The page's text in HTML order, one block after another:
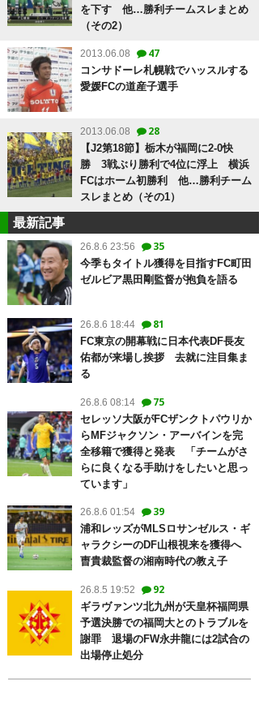
を下す 他…勝利チームスレまとめ
（その2）
2013.06.08 47
コンサドーレ札幌戦でハッスルする
愛媛FCの道産子選手
2013.06.08 28
【J2第18節】栃木が福岡に2-0快
勝 3戦ぶり勝利で4位に浮上 横浜
FCはホーム初勝利 他…勝利チーム
スレまとめ（その1）
最新記事
26.8.6 23:56 35
今季もタイトル獲得を目指すFC町田
ゼルビア黒田剛監督が抱負を語る
26.8.6 18:44 81
FC東京の開幕戦に日本代表DF長友
佑都が来場し挨拶 去就に注目集ま
る
26.8.6 08:14 75
セレッソ大阪がFCザンクトパウリか
らMFジャクソン・アーバインを完
全移籍で獲得と発表 「チームがさ
らに良くなる手助けをしたいと思っ
ています」
26.8.6 01:54 39
浦和レッズがMLSロサンゼルス・ギ
ャラクシーのDF山根視来を獲得へ
曺貴裁監督の湘南時代の教え子
26.8.5 19:52 92
ギラヴァンツ北九州が天皇杯福岡県
予選決勝での福岡大とのトラブルを
謝罪 退場のFW永井龍には2試合の
出場停止処分